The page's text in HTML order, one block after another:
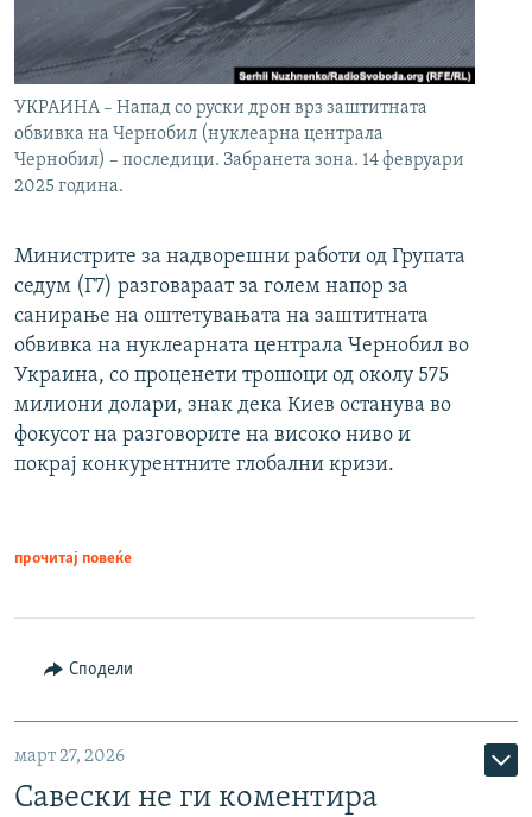
УКРАИНА – Напад со руски дрон врз заштитната
обвивка на Чернобил (нуклеарна централа
Чернобил) – последици. Забранета зона. 14 февруари
2025 година.
Министрите за надворешни работи од Групата
седум (Г7) разговараат за голем напор за
санирање на оштетувањата на заштитната
обвивка на нуклеарната централа Чернобил во
Украина, со проценети трошоци од околу 575
милиони долари, знак дека Киев останува во
фокусот на разговорите на високо ниво и
покрај конкурентните глобални кризи.
прочитај повеќе
Сподели
март 27, 2026
Савески не ги коментира